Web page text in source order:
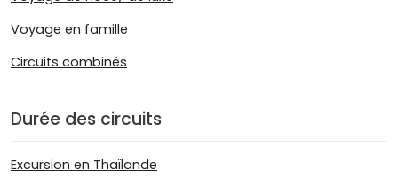
Voyage en famille
Circuits combinés
Durée des circuits
Excursion en Thaïlande